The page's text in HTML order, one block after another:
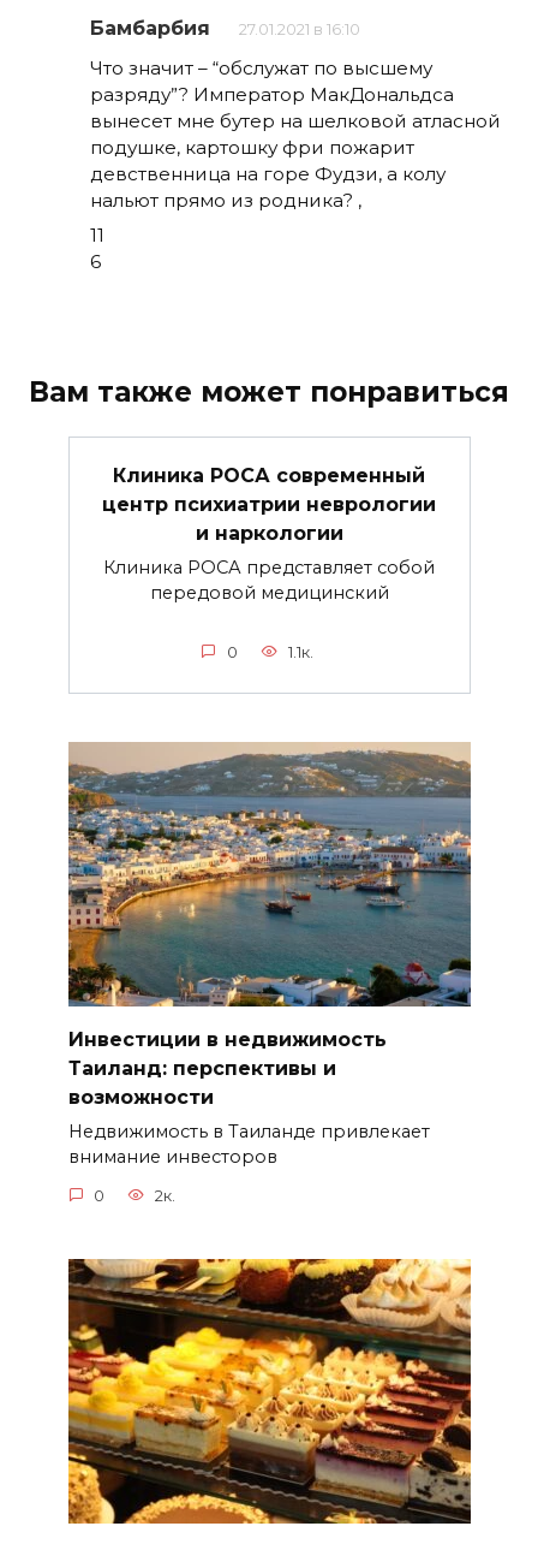
Бамбарбия 27.01.2021 в 16:10
Что значит – “обслужат по высшему
разряду”? Император МакДональдса
вынесет мне бутер на шелковой атласной
подушке, картошку фри пожарит
девственница на горе Фудзи, а колу
нальют прямо из родника? ,
11
6
Вам также может понравиться
Клиника РОСА современный
центр психиатрии неврологии
и наркологии
Клиника РОСА представляет собой
передовой медицинский
0 1.1к.
Инвестиции в недвижимость
Таиланд: перспективы и
возможности
Недвижимость в Таиланде привлекает
внимание инвесторов
0 2к.